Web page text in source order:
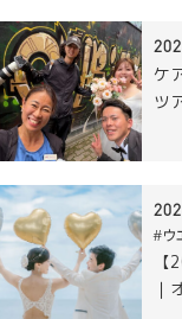
ケ
ツ
#ウ
｜